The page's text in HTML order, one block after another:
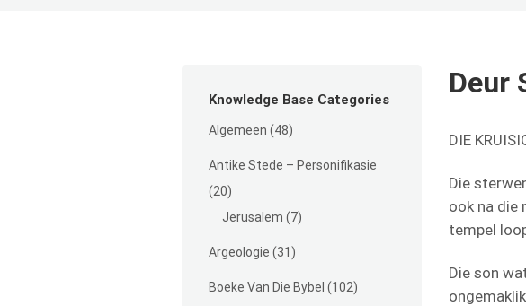
Knowledge Base Categories
Algemeen (48)
Antike Stede – Personifikasie
(20)
Jerusalem (7)
Argeologie (31)
Boeke Van Die Bybel (102)
Deur
DIE
Die
ook na die
tempel
Die son